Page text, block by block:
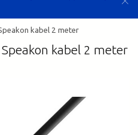
kabel 2 meter
kabel 2 meter